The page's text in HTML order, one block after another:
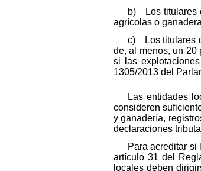
b) Los titulares
agrícolas o
c) Los titulares
de, al menos, un 20
si las
1305/2013 del
Las entidades
consideren
y ganadería,
declaraciones
Para acreditar
artículo 31 del
locales deben